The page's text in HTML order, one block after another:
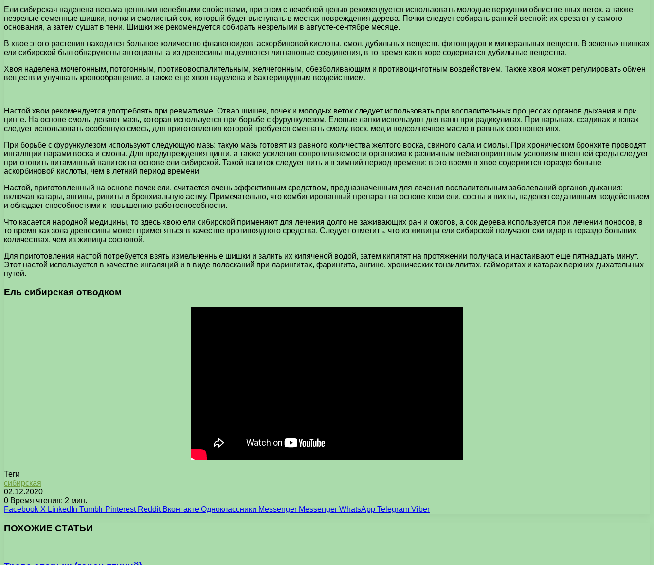
Ели сибирская наделена весьма ценными целебными свойствами, при этом с лечебной целью рекомендуется использовать молодые верхушки облиственных веток, а также
незрелые семенные шишки, почки и смолистый сок, который будет выступать в местах повреждения дерева. Почки следует собирать ранней весной: их срезают у самого
основания, а затем сушат в тени. Шишки же рекомендуется собирать незрелыми в августе-сентябре месяце.
В хвое этого растения находится большое количество флавоноидов, аскорбиновой кислоты, смол, дубильных веществ, фитонцидов и минеральных веществ. В зеленых шишках
ели сибирской был обнаружены антоцианы, а из древесины выделяются лигнановые соединения, в то время как в коре содержатся дубильные вещества.
Хвоя наделена мочегонным, потогонным, противовоспалительным, желчегонным, обезболивающим и противоцинготным воздействием. Также хвоя может регулировать обмен
веществ и улучшать кровообращение, а также еще хвоя наделена и бактерицидным воздействием.
Настой хвои рекомендуется употреблять при ревматизме. Отвар шишек, почек и молодых веток следует использовать при воспалительных процессах органов дыхания и при
цинге. На основе смолы делают мазь, которая используется при борьбе с фурункулезом. Еловые лапки используют для ванн при радикулитах. При нарывах, ссадинах и язвах
следует использовать особенную смесь, для приготовления которой требуется смешать смолу, воск, мед и подсолнечное масло в равных соотношениях.
При борьбе с фурункулезом используют следующую мазь: такую мазь готовят из равного количества желтого воска, свиного сала и смолы. При хроническом бронхите проводят
ингаляции парами воска и смолы. Для предупреждения цинги, а также усиления сопротивляемости организма к различным неблагоприятным условиям внешней среды следует
приготовить витаминный напиток на основе ели сибирской. Такой напиток следует пить и в зимний период времени: в это время в хвое содержится гораздо больше
аскорбиновой кислоты, чем в летний период времени.
Настой, приготовленный на основе почек ели, считается очень эффективным средством, предназначенным для лечения воспалительным заболеваний органов дыхания:
включая катары, ангины, риниты и бронхиальную астму. Примечательно, что комбинированный препарат на основе хвои ели, сосны и пихты, наделен седативным воздействием
и обладает способностями к повышению работоспособности.
Что касается народной медицины, то здесь хвою ели сибирской применяют для лечения долго не заживающих ран и ожогов, а сок дерева используется при лечении поносов, в
то время как зола древесины может применяться в качестве противоядного средства. Следует отметить, что из живицы ели сибирской получают скипидар в гораздо больших
количествах, чем из живицы сосновой.
Для приготовления настой потребуется взять измельченные шишки и залить их кипяченой водой, затем кипятят на протяжении получаса и настаивают еще пятнадцать минут.
Этот настой используется в качестве ингаляций и в виде полосканий при ларингитах, фарингита, ангине, хронических тонзиллитах, гайморитах и катарах верхних дыхательных
путей.
Ель сибирская отводком
Теги
сибирская
02.12.2020
0 Время чтения: 2 мин.
Facebook X LinkedIn Tumblr Pinterest Reddit Вконтакте Одноклассники Messenger Messenger WhatsApp Telegram Viber
ПОХОЖИЕ СТАТЬИ